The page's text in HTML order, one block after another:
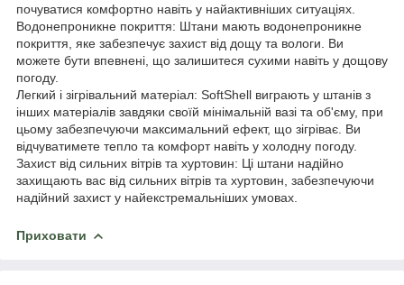
почуватися комфортно навіть у найактивніших ситуаціях.
Водонепроникне покриття: Штани мають водонепроникне
покриття, яке забезпечує захист від дощу та вологи. Ви
можете бути впевнені, що залишитеся сухими навіть у дощову
погоду.
Легкий і зігрівальний матеріал: SoftShell виграють у штанів з
інших матеріалів завдяки своїй мінімальній вазі та об'єму, при
цьому забезпечуючи максимальний ефект, що зігріває. Ви
відчуватимете тепло та комфорт навіть у холодну погоду.
Захист від сильних вітрів та хуртовин: Ці штани надійно
захищають вас від сильних вітрів та хуртовин, забезпечуючи
надійний захист у найекстремальніших умовах.
Приховати